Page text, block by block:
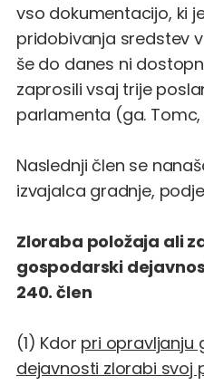
vso dokumentacijo, ki
pridobivanja sredstev
še do danes ni
zaprosili vsaj trije
parlamenta (ga. Tomc,
Naslednji člen se
izvajalca gradnje,
Zloraba položaja ali
gospodarski
240. člen
(1) Kdor pri opravljanju
dejavnosti zlorabi svoj